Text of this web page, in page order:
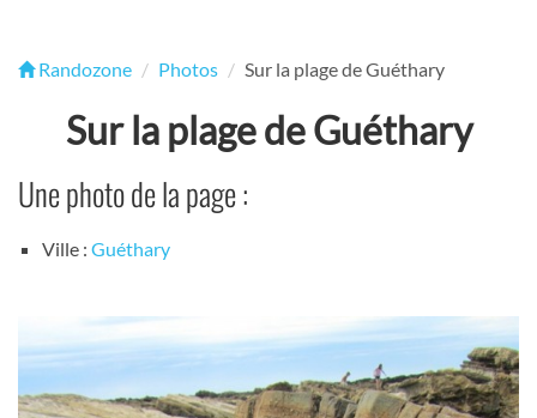
Randozone Photos Sur la plage de Guéthary
Sur la plage de Guéthary
Une photo de la page :
Ville : Guéthary